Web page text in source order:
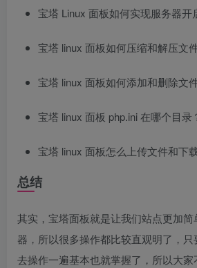
宝塔 Linux 面板如何实现服务器开
宝塔 linux 面板如何压缩和解压文
宝塔 linux 面板如何添加和删除文
宝塔 linux 面板 php.ini 在哪个目录
宝塔 linux 面板怎么上传文件和下
总结
其实，宝塔面板就是让我们站点更加
器，所以很多操作都比较直观明了，
去操作一遍基本也就掌握了，所以大